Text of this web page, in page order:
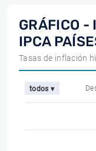
GRÁFICO -
IPCA
Tasas de inflación
todos ▾